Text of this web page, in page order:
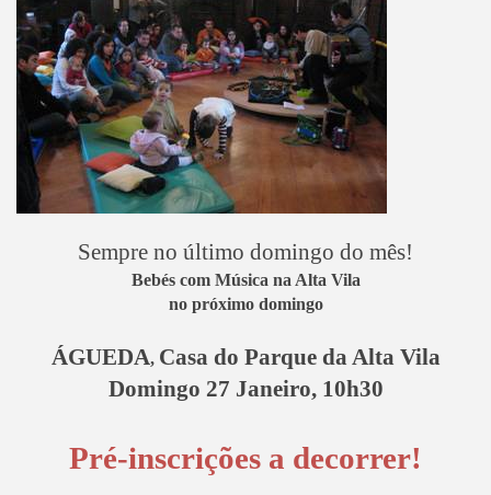
Sempre no último domingo do mês!
Bebés com Música na Alta Vila
no próximo domingo
ÁGUEDA, Casa do Parque da Alta Vila
Domingo 27 Janeiro, 10h30
Pré-inscrições a decorrer!